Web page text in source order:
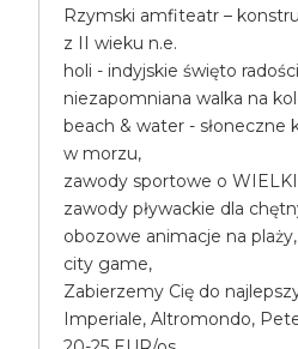
Rzymski amfiteatr –
z II wieku n.e.
holi - indyjskie święto
niezapomniana walka na
beach & water - słoneczne
w morzu,
zawody sportowe o
zawody pływackie dla
obozowe animacje na plaży,
city game,
Zabierzemy Cię do
Imperiale, Altromondo,